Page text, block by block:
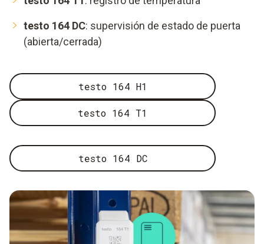
testo 164 DC: supervisión de estado de puerta
(abierta/cerrada)
testo 164 H1
testo 164 T1
testo 164 DC